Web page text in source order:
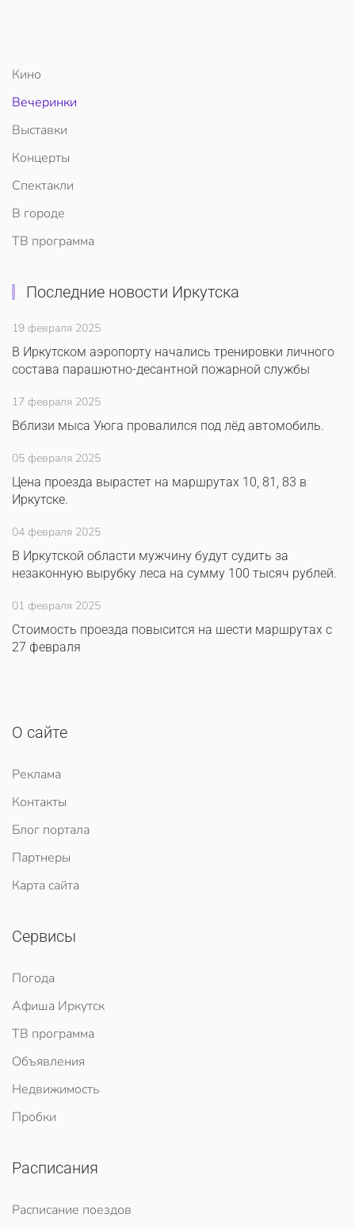
Кино
Вечеринки
Выставки
Концерты
Спектакли
В городе
ТВ программа
Последние новости Иркутска
19 февраля 2025
В Иркутском аэропорту начались тренировки личного
состава парашютно-десантной пожарной службы
17 февраля 2025
Вблизи мыса Уюга провалился под лёд автомобиль.
05 февраля 2025
Цена проезда вырастет на маршрутах 10, 81, 83 в
Иркутске.
04 февраля 2025
В Иркутской области мужчину будут судить за
незаконную вырубку леса на сумму 100 тысяч рублей.
01 февраля 2025
Стоимость проезда повысится на шести маршрутах с
27 февраля
О сайте
Реклама
Контакты
Блог портала
Партнеры
Карта сайта
Сервисы
Погода
Афиша Иркутск
ТВ программа
Объявления
Недвижимость
Пробки
Расписания
Расписание поездов